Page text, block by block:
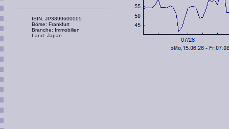
ISIN: JP3899600005
Börse: Frankfurt
Branche: Immobilien
Land: Japan